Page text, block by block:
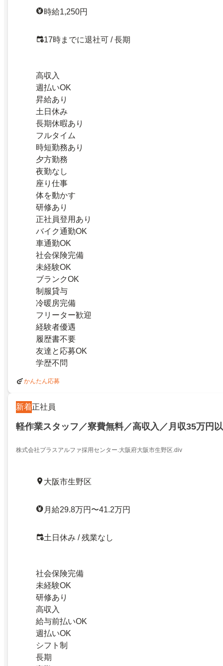
時給1,250円
17時までに退社可 / 長期
高収入
週払いOK
昇給あり
土日休み
長期休暇あり
フルタイム
時短勤務あり
夕方勤務
夜勤なし
座り仕事
体を動かす
研修あり
正社員登用あり
バイク通勤OK
車通勤OK
社会保険完備
未経験OK
ブランクOK
制服貸与
冷暖房完備
フリーター歓迎
経験者優遇
履歴書不要
友達と応募OK
学歴不問
かんたん応募
新着正社員
軽作業スタッフ／寮費無料／高収入／月収35万円
株式会社プラスアルファ採用センター.大阪府大阪市生野区.div
大阪市生野区
月給29.8万円〜41.2万円
土日休み / 残業なし
社会保険完備
未経験OK
研修あり
高収入
給与前払いOK
週払いOK
シフト制
長期